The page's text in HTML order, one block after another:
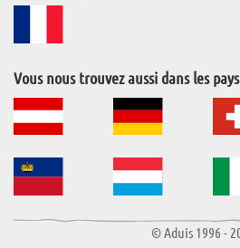
Vous nous trouvez aussi dans les
© Aduis 1996 -